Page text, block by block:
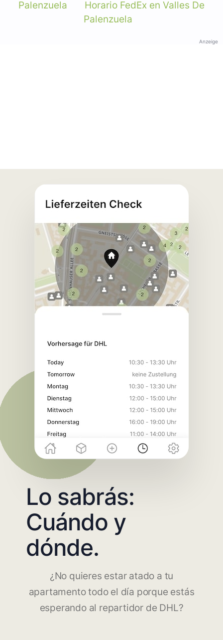
Palenzuela
Horario FedEx en Valles De
Palenzuela
Anzeige
Lo sabrás:
Cuándo y
dónde.
¿No quieres estar atado a tu
apartamento todo el día porque estás
esperando al repartidor de DHL?